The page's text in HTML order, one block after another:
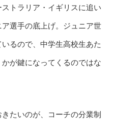
トラリア・イギリスに追い
選手の底上げ。ジュニア世
るので、中学生高校生あた
が鍵になってくるのではな
たいのが、コーチの分業制